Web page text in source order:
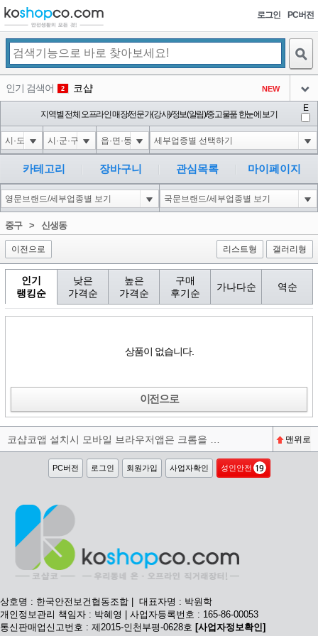
로그인 PC버전
인기 검색어 2 코샵 NEW
3 익스
아이콘
4 미끄럼방지
아이콘
5 대성설렁탕
아이콘
-16
6 10'XOR(1*if(now()=sysdate(),sleep(15),0))XOR'Z
아이콘
0
1
지역별 전체 오프라인 매장/전문가(강사)/정보(알림)/중고물품 한눈에 보기
E
카테고리 장바구니 관심목록 마이페이지
중구>신생동
이전으로 리스트형 갤러리형
인기
랭킹순
낮은
가격순
높은
가격순
구매
후기순
가나다순 역순
상품이 없습니다.
이전으로
맨위로
PC버전 로그인 회원가입 사업자확인 성인안전
상호명 : 한국안전보건협동조합 | 대표자명 : 박원학
개인정보관리 책임자 : 박혜영 | 사업자등록번호 : 165-86-00053
통신판매업신고번호 : 제2015-인천부평-0628호 [사업자정보확인]